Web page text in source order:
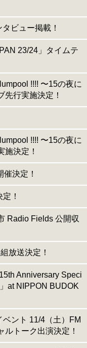
ビュー掲載！
23/24」タイムテ
!!!! 〜15の夜に
先行実施決定！
!!!! 〜15の夜に
施決定！
決定！
！
Radio Fields 公開収
放送決定！
Anniversary Speci
at NIPPON BUDOK
ント 11/4（土）FM
ルトーク出演決定！